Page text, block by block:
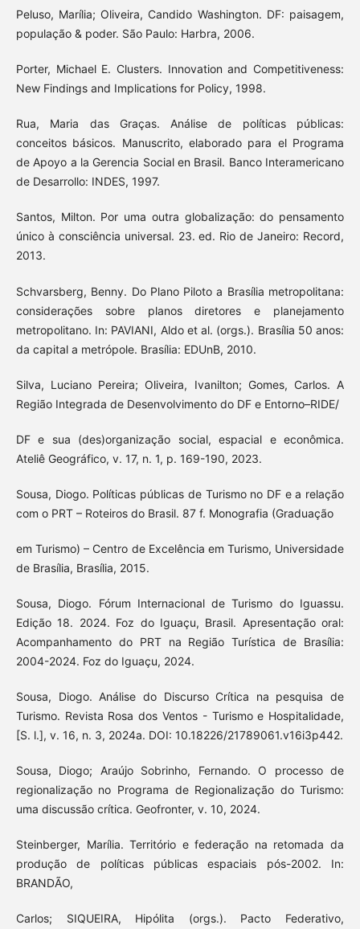
Peluso, Marília; Oliveira, Candido Washington. DF: paisagem,
população & poder. São Paulo: Harbra, 2006.
Porter, Michael E. Clusters. Innovation and Competitiveness:
New Findings and Implications for Policy, 1998.
Rua, Maria das Graças. Análise de políticas públicas:
conceitos básicos. Manuscrito, elaborado para el Programa
de Apoyo a la Gerencia Social en Brasil. Banco Interamericano
de Desarrollo: INDES, 1997.
Santos, Milton. Por uma outra globalização: do pensamento
único à consciência universal. 23. ed. Rio de Janeiro: Record,
2013.
Schvarsberg, Benny. Do Plano Piloto a Brasília metropolitana:
considerações sobre planos diretores e planejamento
metropolitano. In: PAVIANI, Aldo et al. (orgs.). Brasília 50 anos:
da capital a metrópole. Brasília: EDUnB, 2010.
Silva, Luciano Pereira; Oliveira, Ivanilton; Gomes, Carlos. A
Região Integrada de Desenvolvimento do DF e Entorno–RIDE/
DF e sua (des)organização social, espacial e econômica.
Ateliê Geográfico, v. 17, n. 1, p. 169-190, 2023.
Sousa, Diogo. Políticas públicas de Turismo no DF e a relação
com o PRT – Roteiros do Brasil. 87 f. Monografia (Graduação
em Turismo) – Centro de Excelência em Turismo, Universidade
de Brasília, Brasília, 2015.
Sousa, Diogo. Fórum Internacional de Turismo do Iguassu.
Edição 18. 2024. Foz do Iguaçu, Brasil. Apresentação oral:
Acompanhamento do PRT na Região Turística de Brasília:
2004-2024. Foz do Iguaçu, 2024.
Sousa, Diogo. Análise do Discurso Crítica na pesquisa de
Turismo. Revista Rosa dos Ventos - Turismo e Hospitalidade,
[S. l.], v. 16, n. 3, 2024a. DOI: 10.18226/21789061.v16i3p442.
Sousa, Diogo; Araújo Sobrinho, Fernando. O processo de
regionalização no Programa de Regionalização do Turismo:
uma discussão crítica. Geofronter, v. 10, 2024.
Steinberger, Marília. Território e federação na retomada da
produção de políticas públicas espaciais pós-2002. In:
BRANDÃO,
Carlos; SIQUEIRA, Hipólita (orgs.). Pacto Federativo,